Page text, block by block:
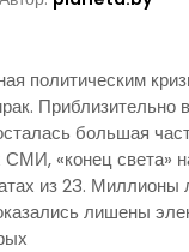
политическим
Приблизительно
большая
«конец света»
из 23. Миллионы
лишены